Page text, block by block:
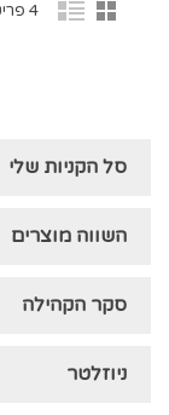
4 פריט(ים)
סל הקניות שלי
השווה מוצרים
סקר הקהילה
ניוזלטר